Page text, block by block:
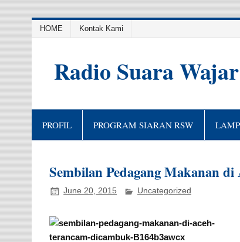
HOME Kontak Kami
Radio Suara
PROFIL PROGRAM SIARAN RSW
Sembilan Pedagang Makanan
June 20, 2015 Uncategorized